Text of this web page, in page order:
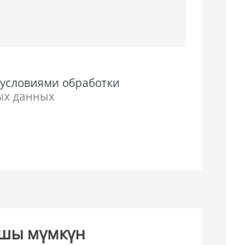
условиями обработки
данных
мүмкүн